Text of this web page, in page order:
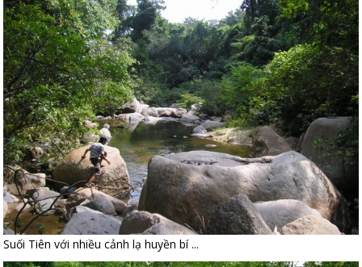
Suối Tiên với nhiều cảnh lạ huyền bí ...